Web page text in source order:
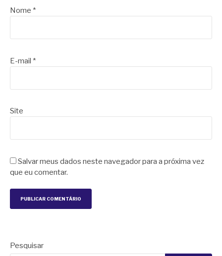
Nome *
E-mail *
Site
Salvar meus dados neste navegador para a próxima vez
que eu comentar.
Pesquisar